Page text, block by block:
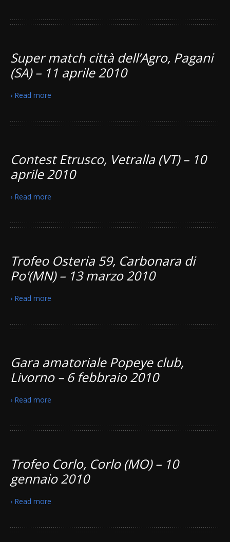
Super match città dell’Agro, Pagani
(SA) – 11 aprile 2010
› Read more
Contest Etrusco, Vetralla (VT) – 10
aprile 2010
› Read more
Trofeo Osteria 59, Carbonara di
Po'(MN) – 13 marzo 2010
› Read more
Gara amatoriale Popeye club,
Livorno – 6 febbraio 2010
› Read more
Trofeo Corlo, Corlo (MO) – 10
gennaio 2010
› Read more